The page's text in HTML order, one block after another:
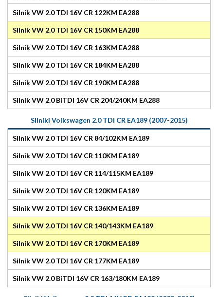
Silnik VW 2.0 TDI 16V CR 122KM EA288
Silnik VW 2.0 TDI 16V CR 150KM EA288
Silnik VW 2.0 TDI 16V CR 163KM EA288
Silnik VW 2.0 TDI 16V CR 184KM EA288
Silnik VW 2.0 TDI 16V CR 190KM EA288
Silnik VW 2.0 BiTDI 16V CR 204/240KM EA288
Silniki Volkswagen 2.0 TDI CR EA189 (2007-2015)
Silnik VW 2.0 TDI 16V CR 84/102KM EA189
Silnik VW 2.0 TDI 16V CR 110KM EA189
Silnik VW 2.0 TDI 16V CR 114/115KM EA189
Silnik VW 2.0 TDI 16V CR 120KM EA189
Silnik VW 2.0 TDI 16V CR 136KM EA189
Silnik VW 2.0 TDI 16V CR 140/143KM EA189
Silnik VW 2.0 TDI 16V CR 170KM EA189
Silnik VW 2.0 TDI 16V CR 177KM EA189
Silnik VW 2.0 BiTDI 16V CR 163/180KM EA189